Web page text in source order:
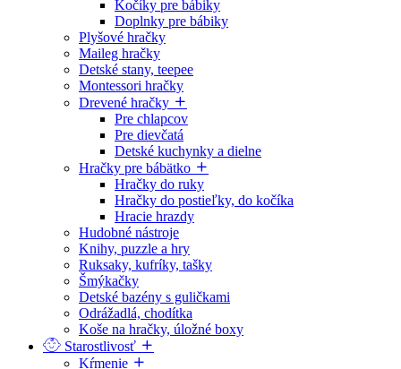
Kočíky pre bábiky
Doplnky pre bábiky
Plyšové hračky
Maileg hračky
Detské stany, teepee
Montessori hračky
Drevené hračky
Pre chlapcov
Pre dievčatá
Detské kuchynky a dielne
Hračky pre bábätko
Hračky do ruky
Hračky do postieľky, do kočíka
Hracie hrazdy
Hudobné nástroje
Knihy, puzzle a hry
Ruksaky, kufríky, tašky
Šmýkačky
Detské bazény s guličkami
Odrážadlá, chodítka
Koše na hračky, úložné boxy
Starostlivosť
Kŕmenie